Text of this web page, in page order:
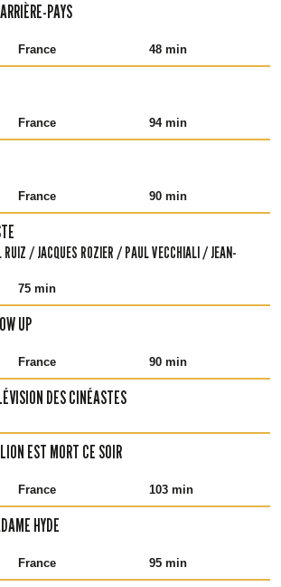
PAYS
France 48 min
France 94 min
France 90 min
/ JACQUES ROZIER / PAUL VECCHIALI / JEAN-
75 min
UP
France 90 min
DES CINÉASTES
EST MORT CE SOIR
France 103 min
HYDE
France 95 min